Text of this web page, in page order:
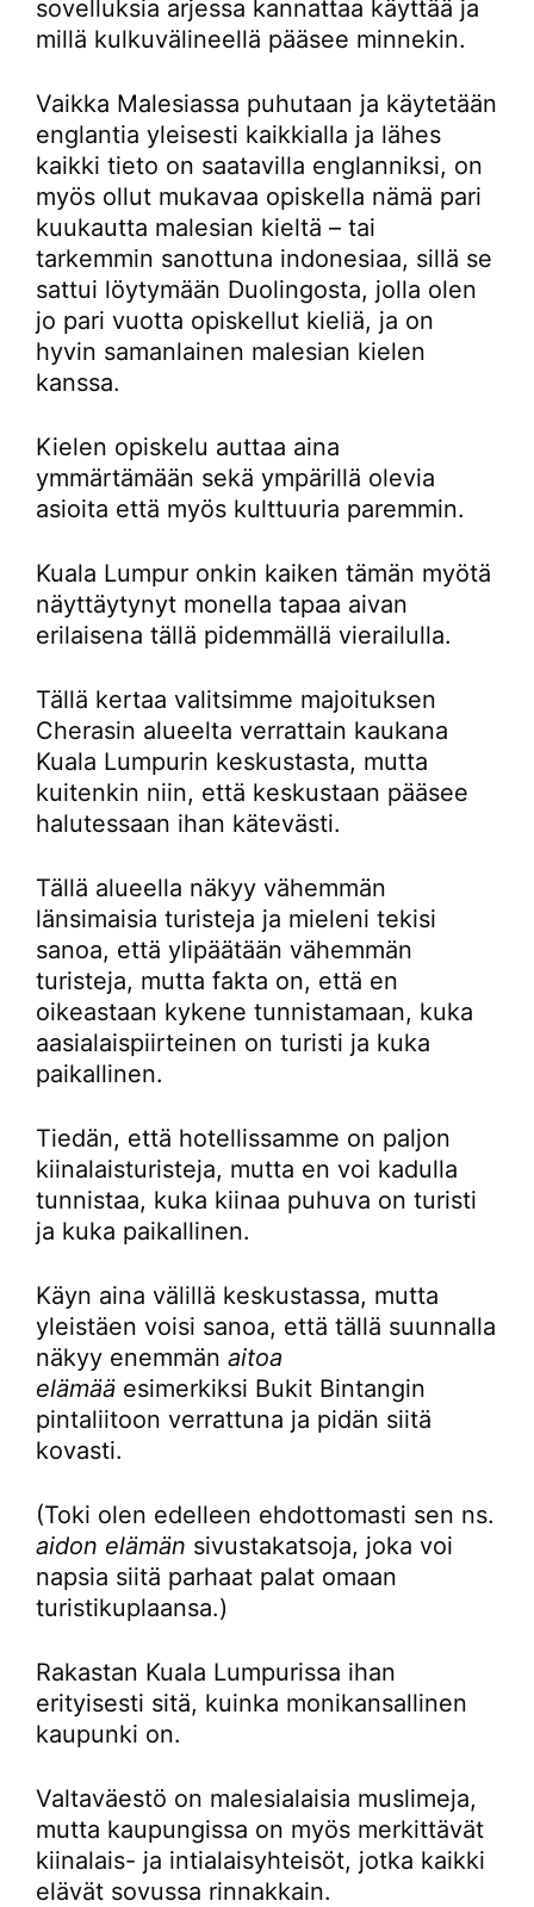
sovelluksia arjessa kannattaa käyttää ja
millä kulkuvälineellä pääsee minnekin.
Vaikka Malesiassa puhutaan ja käytetään
englantia yleisesti kaikkialla ja lähes
kaikki tieto on saatavilla englanniksi, on
myös ollut mukavaa opiskella nämä pari
kuukautta malesian kieltä – tai
tarkemmin sanottuna indonesiaa, sillä se
sattui löytymään Duolingosta, jolla olen
jo pari vuotta opiskellut kieliä, ja on
hyvin samanlainen malesian kielen
kanssa.
Kielen opiskelu auttaa aina
ymmärtämään sekä ympärillä olevia
asioita että myös kulttuuria paremmin.
Kuala Lumpur onkin kaiken tämän myötä
näyttäytynyt monella tapaa aivan
erilaisena tällä pidemmällä vierailulla.
Tällä kertaa valitsimme majoituksen
Cherasin alueelta verrattain kaukana
Kuala Lumpurin keskustasta, mutta
kuitenkin niin, että keskustaan pääsee
halutessaan ihan kätevästi.
Tällä alueella näkyy vähemmän
länsimaisia turisteja ja mieleni tekisi
sanoa, että ylipäätään vähemmän
turisteja, mutta fakta on, että en
oikeastaan kykene tunnistamaan, kuka
aasialaispiirteinen on turisti ja kuka
paikallinen.
Tiedän, että hotellissamme on paljon
kiinalaisturisteja, mutta en voi kadulla
tunnistaa, kuka kiinaa puhuva on turisti
ja kuka paikallinen.
Käyn aina välillä keskustassa, mutta
yleistäen voisi sanoa, että tällä suunnalla
näkyy enemmän aitoa
elämää esimerkiksi Bukit Bintangin
pintaliitoon verrattuna ja pidän siitä
kovasti.
(Toki olen edelleen ehdottomasti sen ns.
aidon elämän sivustakatsoja, joka voi
napsia siitä parhaat palat omaan
turistikuplaansa.)
Rakastan Kuala Lumpurissa ihan
erityisesti sitä, kuinka monikansallinen
kaupunki on.
Valtaväestö on malesialaisia muslimeja,
mutta kaupungissa on myös merkittävät
kiinalais- ja intialaisyhteisöt, jotka kaikki
elävät sovussa rinnakkain.